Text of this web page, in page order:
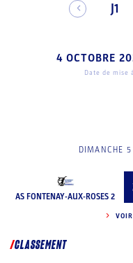
J1
4 OCTOBRE
Date de mise
DIMANCHE
AS FONTENAY-AUX-ROSES 2
CLASSEMENT